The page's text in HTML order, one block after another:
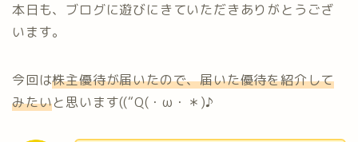
本日も、ブログに遊びにきていただきありがとうござ
います。
今回は株主優待が届いたので、届いた優待を紹介して
みたいと思います((“Q(・ω・＊)♪